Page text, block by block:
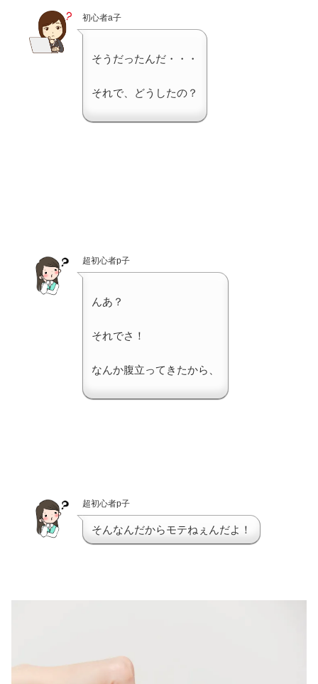
初心者a子
そうだったんだ・・・
それで、どうしたの？
超初心者p子
んあ？
それでさ！
なんか腹立ってきたから、
超初心者p子
そんなんだからモテねぇんだよ！